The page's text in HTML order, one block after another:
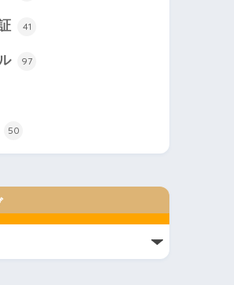
41
97
50